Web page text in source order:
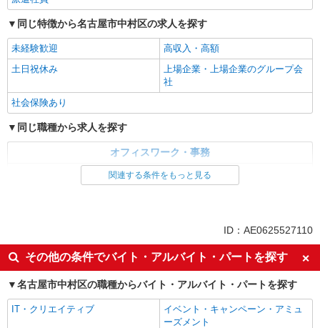
資料作成・チェックなどの事務
時給1,450円 ※当社規定あり
愛知県名古屋市中村区／最寄駅：名古屋駅、さ
さしまライブ駅
同じ特徴から名古屋市中村区の求人を探す
未経験歓迎
高収入・高額
土日祝休み
上場企業・上場企業のグループ会
社
社会保険あり
同じ職種から求人を探す
オフィスワーク・事務
上場企業・上場企業のグループ会
社
社会保険あり
関連する条件をもっと見る
ID：AE0625527110
その他の条件でバイト・アルバイト・パートを探す
名古屋市中村区の職種からバイト・アルバイト・パートを探す
IT・クリエイティブ
イベント・キャンペーン・アミュ
ーズメント